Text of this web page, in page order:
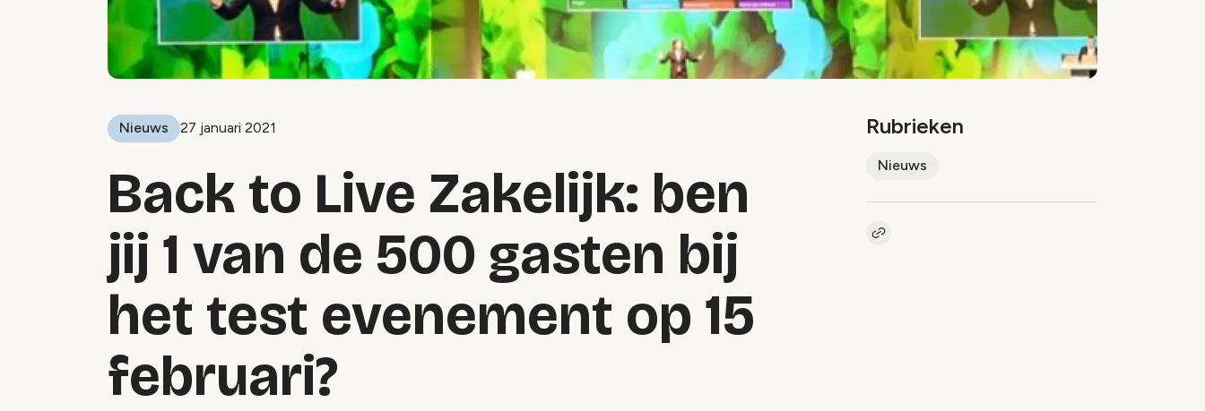
Nieuws 27 januari 2021
Back to Live Zakelijk: ben
jij 1 van de 500 gasten bij
het test evenement op 15
februari?
Rubrieken
Nieuws
Kopieer link naar artikel